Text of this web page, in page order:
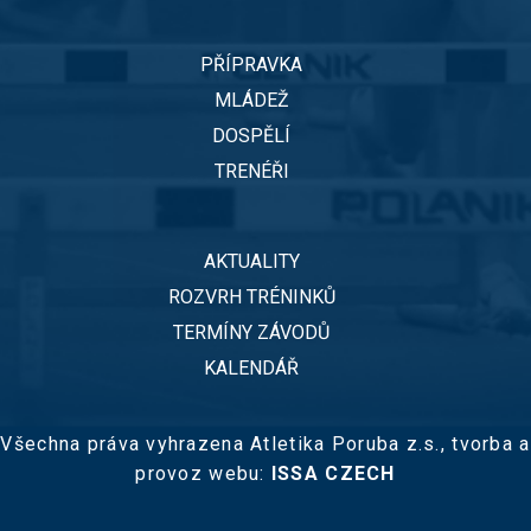
PŘÍPRAVKA
MLÁDEŽ
DOSPĚLÍ
TRENÉŘI
AKTUALITY
ROZVRH TRÉNINKŮ
TERMÍNY ZÁVODŮ
KALENDÁŘ
Všechna práva vyhrazena Atletika Poruba z.s., tvorba a
provoz webu: ISSA CZECH